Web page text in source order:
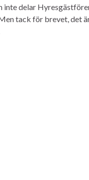
delar
tack för brevet, det